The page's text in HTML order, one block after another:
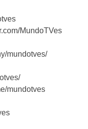
MundoTVes
mundotves/
mundotves